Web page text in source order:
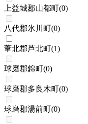
上益城郡山都町(0)
八代郡氷川町(0)
葦北郡芦北町(1)
球磨郡錦町(0)
球磨郡多良木町(0)
球磨郡湯前町(0)